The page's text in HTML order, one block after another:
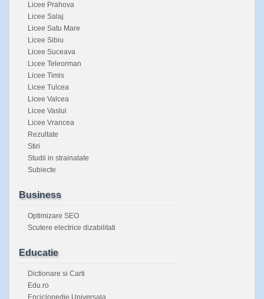
Licee Prahova
Licee Salaj
Licee Satu Mare
Licee Sibiu
Licee Suceava
Licee Teleorman
Licee Timis
Licee Tulcea
Licee Valcea
Licee Vaslui
Licee Vrancea
Rezultate
Stiri
Studii in strainatate
Subiecte
Business
Optimizare SEO
Scutere electrice dizabilitati
Educatie
Dictionare si Carti
Edu.ro
Enciclopedie Universala